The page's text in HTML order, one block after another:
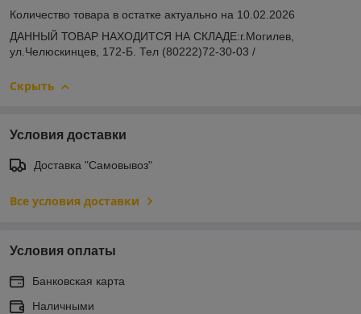
Количество товара в остатке актуально на 10.02.2026
ДАННЫЙ ТОВАР НАХОДИТСЯ НА СКЛАДE:г.Могилев,
ул.Челюскинцев, 172-Б. Тел (80222)72-30-03 /
Скрыть
Условия доставки
Доставка "Самовывоз"
Все условия доставки
Условия оплаты
Банковская карта
Наличными